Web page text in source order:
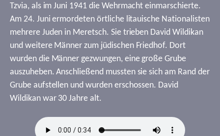
Tzvia, als im Juni 1941 die Wehrmacht einmarschierte.
Am 24. Juni ermordeten örtliche litauische Nationalisten
mehrere Juden in Meretsch. Sie trieben David Wildikan
und weitere Männer zum jüdischen Friedhof. Dort
wurden die Männer gezwungen, eine große Grube
auszuheben. Anschließend mussten sie sich am Rand der
Grube aufstellen und wurden erschossen. David
Wildikan war 30 Jahre alt.